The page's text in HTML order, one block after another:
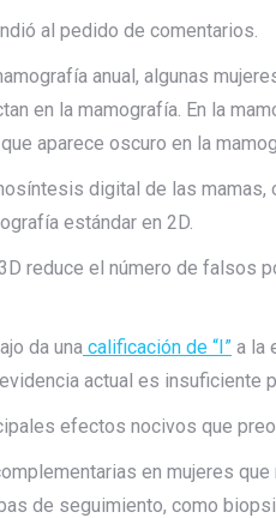
al pedido de comentarios.
anual, algunas
en la mamografía. En la
aparece oscuro en la
digital de las mamas,
estándar en 2D.
reduce el número de falsos
da una calificación de “I” a la
actual es insuficiente
efectos nocivos que
en mujeres
de seguimiento, como